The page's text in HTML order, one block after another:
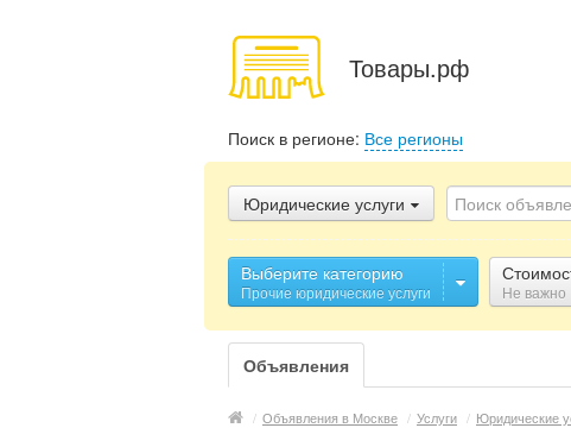
Товары.рф
Поиск в регионе: Все регионы
Юридические услуги
Выберите категорию
Прочие юридические услуги Не важно
Объявления
/ Объявления в Москве / Услуги / Юридические